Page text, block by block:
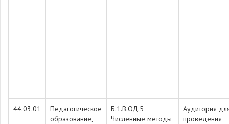
44.03.01
Педагогическое
образование,
Б.1.В.ОД.5
Численные методы
Аудитория
проведения